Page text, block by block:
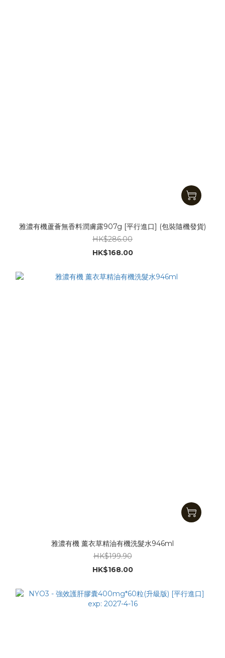
雅濃有機蘆薈無香料潤膚露907g [平行進口] (包裝隨機發貨)
HK$286.00
HK$168.00
雅濃有機 薰衣草精油有機洗髮水946ml
HK$199.90
HK$168.00